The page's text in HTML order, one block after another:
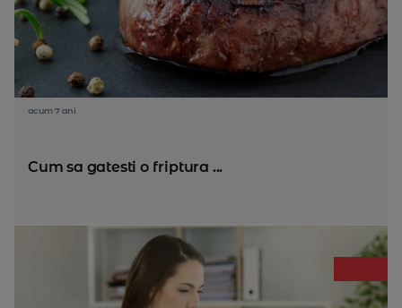
acum 7 ani
Cum sa gatesti o friptura ...